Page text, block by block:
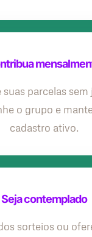
suas parcelas sem
o grupo e
cadastro ativo.
Seja contemplado
sorteios ou